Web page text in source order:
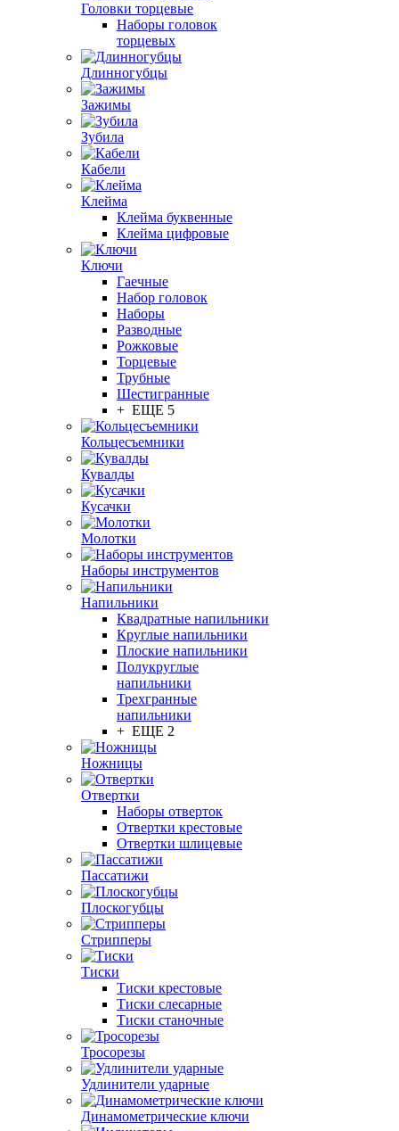
Головки торцевые
Наборы головок
торцевых
Длинногубцы
Зажимы
Зубила
Кабели
Клейма
Клейма буквенные
Клейма цифровые
Ключи
Гаечные
Набор головок
Наборы
Разводные
Рожковые
Торцевые
Трубные
Шестигранные
+ ЕЩЕ 5
Кольцесъемники
Кувалды
Кусачки
Молотки
Наборы инструментов
Напильники
Квадратные напильники
Круглые напильники
Плоские напильники
Полукруглые
напильники
Трехгранные
напильники
+ ЕЩЕ 2
Ножницы
Отвертки
Наборы отверток
Отвертки крестовые
Отвертки шлицевые
Пассатижи
Плоскогубцы
Стрипперы
Тиски
Тиски крестовые
Тиски слесарные
Тиски станочные
Тросорезы
Удлинители ударные
Динамометрические ключи